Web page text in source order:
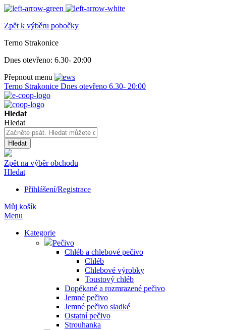
Zpět k výběru pobočky
Terno Strakonice
Dnes otevřeno: 6.30- 20:00
Přepnout menu
Terno Strakonice Dnes otevřeno 6.30- 20:00
Hledat
Hledat
Hledat
Zpět na výběr obchodu
Hledat
Přihlášení/Registrace
Můj košík
Menu
Kategorie
Pečivo
Chléb a chlebové pečivo
Chléb
Chlebové výrobky
Toustový chléb
Dopékané a rozmrazené pečivo
Jemné pečivo
Jemné pečivo sladké
Ostatní pečivo
Strouhanka